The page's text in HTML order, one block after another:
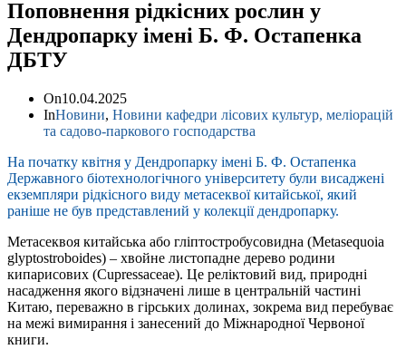
Поповнення рідкісних рослин у
Дендропарку імені Б. Ф. Остапенка
ДБТУ
On10.04.2025
InНовини, Новини кафедри лісових культур, меліорацій
та садово-паркового господарства
На початку квітня у Дендропарку імені Б. Ф. Остапенка
Державного біотехнологічного університету були висаджені
екземпляри рідкісного виду метасеквої китайської, який
раніше не був представлений у колекції дендропарку.
Метасеквоя китайська або гліптостробусовидна (Metasequoia
glyptostroboides) – хвойне листопадне дерево родини
кипарисових (Cupressaceae). Це реліктовий вид, природні
насадження якого відзначені лише в центральній частині
Китаю, переважно в гірських долинах, зокрема вид перебуває
на межі вимирання і занесений до Міжнародної Червоної
книги.